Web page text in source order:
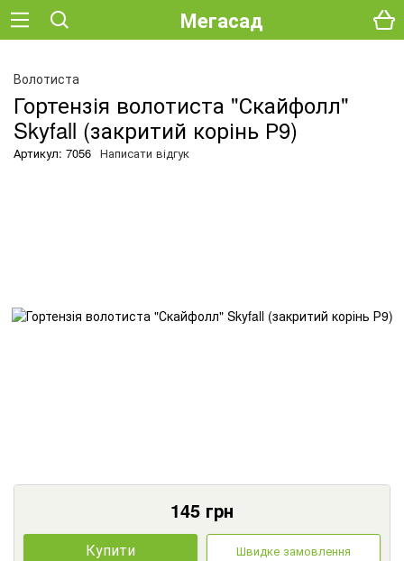
Мегасад
Волотиста
Гортензія волотиста "Скайфолл"
Skyfall (закритий корінь Р9)
Артикул: 7056 Написати відгук
145 грн
Купити Швидке замовлення